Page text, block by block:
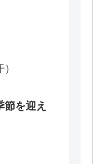
節を迎え